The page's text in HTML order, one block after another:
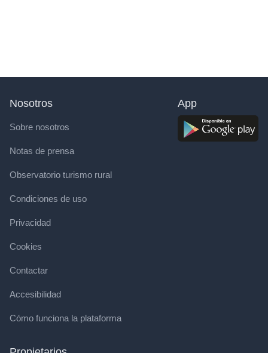
Nosotros
Sobre nosotros
Notas de prensa
Observatorio turismo rural
Condiciones de uso
Privacidad
Cookies
Contactar
Accesibilidad
Cómo funciona la plataforma
App